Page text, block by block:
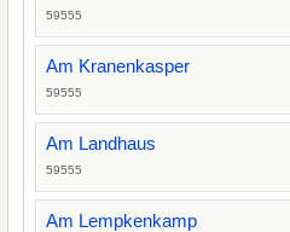
59555
Am Kranenkasper
59555
Am Landhaus
59555
Am Lempkenkamp